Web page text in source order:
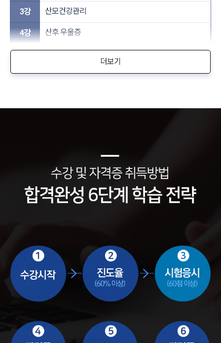
3강 산모건강관리
4강 산후 우울증
더보기